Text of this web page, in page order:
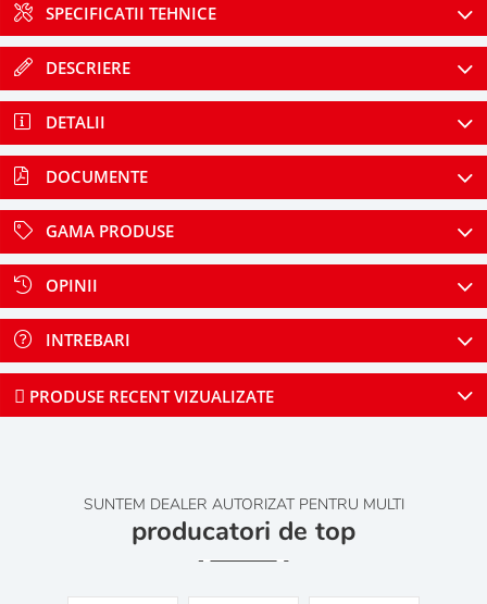
SPECIFICATII TEHNICE
DESCRIERE
DETALII
DOCUMENTE
GAMA PRODUSE
OPINII
INTREBARI
PRODUSE RECENT VIZUALIZATE
SUNTEM DEALER AUTORIZAT PENTRU MULTI
producatori de top